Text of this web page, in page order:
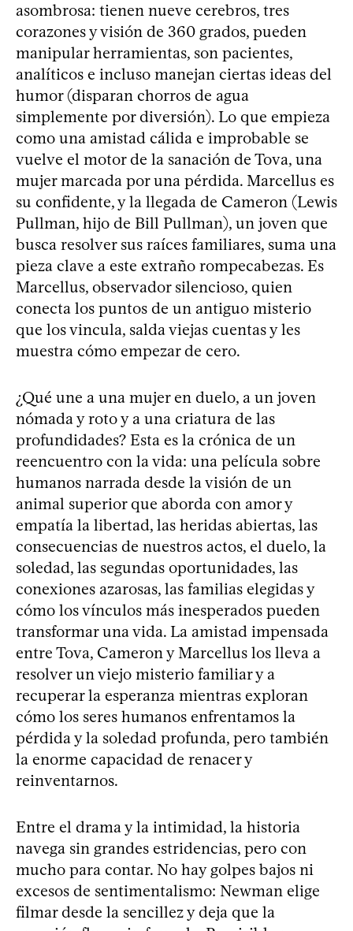
asombrosa: tienen nueve cerebros, tres
corazones y visión de 360 grados, pueden
manipular herramientas, son pacientes,
analíticos e incluso manejan ciertas ideas del
humor (disparan chorros de agua
simplemente por diversión). Lo que empieza
como una amistad cálida e improbable se
vuelve el motor de la sanación de Tova, una
mujer marcada por una pérdida. Marcellus es
su confidente, y la llegada de Cameron (Lewis
Pullman, hijo de Bill Pullman), un joven que
busca resolver sus raíces familiares, suma una
pieza clave a este extraño rompecabezas. Es
Marcellus, observador silencioso, quien
conecta los puntos de un antiguo misterio
que los vincula, salda viejas cuentas y les
muestra cómo empezar de cero.
¿Qué une a una mujer en duelo, a un joven
nómada y roto y a una criatura de las
profundidades? Esta es la crónica de un
reencuentro con la vida: una película sobre
humanos narrada desde la visión de un
animal superior que aborda con amor y
empatía la libertad, las heridas abiertas, las
consecuencias de nuestros actos, el duelo, la
soledad, las segundas oportunidades, las
conexiones azarosas, las familias elegidas y
cómo los vínculos más inesperados pueden
transformar una vida. La amistad impensada
entre Tova, Cameron y Marcellus los lleva a
resolver un viejo misterio familiar y a
recuperar la esperanza mientras exploran
cómo los seres humanos enfrentamos la
pérdida y la soledad profunda, pero también
la enorme capacidad de renacer y
reinventarnos.
Entre el drama y la intimidad, la historia
navega sin grandes estridencias, pero con
mucho para contar. No hay golpes bajos ni
excesos de sentimentalismo: Newman elige
filmar desde la sencillez y deja que la